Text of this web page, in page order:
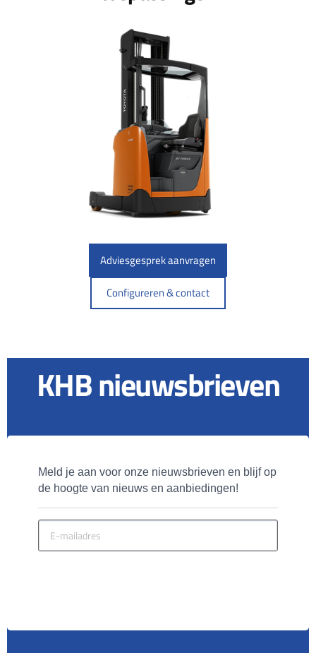
Adviesgesprek aanvragen
Configureren & contact
KHB nieuwsbrieven
Meld je aan voor onze nieuwsbrieven en blijf op
de hoogte van nieuws en aanbiedingen!